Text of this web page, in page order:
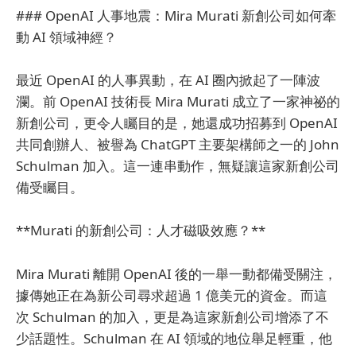
### OpenAI 人事地震：Mira Murati 新創公司如何牽
動 AI 領域神經？
最近 OpenAI 的人事異動，在 AI 圈內掀起了一陣波
瀾。前 OpenAI 技術長 Mira Murati 成立了一家神祕的
新創公司，更令人矚目的是，她還成功招募到 OpenAI
共同創辦人、被譽為 ChatGPT 主要架構師之一的 John
Schulman 加入。這一連串動作，無疑讓這家新創公司
備受矚目。
**Murati 的新創公司：人才磁吸效應？**
Mira Murati 離開 OpenAI 後的一舉一動都備受關注，
據傳她正在為新公司尋求超過 1 億美元的資金。而這
次 Schulman 的加入，更是為這家新創公司增添了不
少話題性。Schulman 在 AI 領域的地位舉足輕重，他